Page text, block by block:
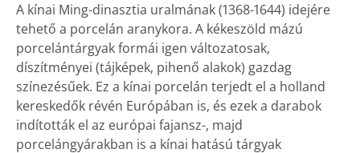
A kínai Ming-dinasztia uralmának (1368-1644) idejére
tehető a porcelán aranykora. A kékeszöld mázú
porcelántárgyak formái igen változatosak,
díszítményei (tájképek, pihenő alakok) gazdag
színezésűek. Ez a kínai porcelán terjedt el a holland
kereskedők révén Európában is, és ezek a darabok
indították el az európai fajansz-, majd
porcelángyárakban is a kínai hatású tárgyak